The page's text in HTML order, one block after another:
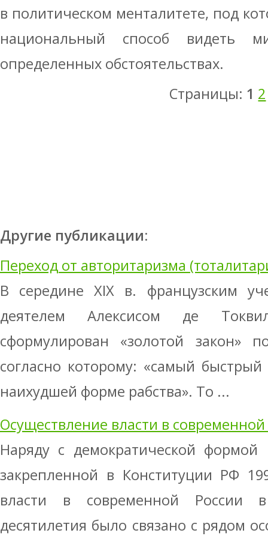
в политическом менталитете, под
национальный способ видеть
определенных обстоятельствах.
Страницы: 1 2
Другие публикации:
Переход от авторитаризма
В середине XIX в. французским
деятелем Алексисом де
сформулирован «золотой закон»
согласно которому: «самый
наихудшей форме рабства». То ...
Осуществление власти в
Наряду с демократической формой
закрепленной в Конституции РФ
власти в современной России
десятилетия было связано с рядом